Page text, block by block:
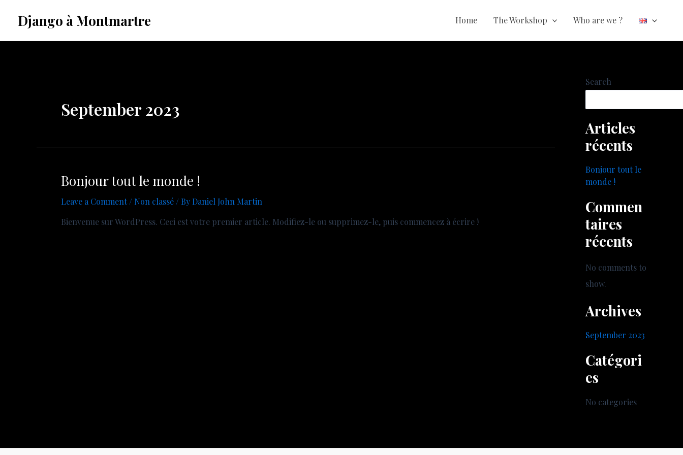
content
Django à Montmartre Home The Workshop Who are we ?​
September 2023
Bonjour tout le monde !
Leave a Comment / Non classé / By Daniel John Martin
Bienvenue sur WordPress. Ceci est votre premier article. Modifiez-le ou supprimez-le, puis commencez à écrire !
Search
Articles
récents
Bonjour tout le
monde !
Commen
taires
récents
No comments to
show.
Archives
September 2023
Catégori
es
No categories
a